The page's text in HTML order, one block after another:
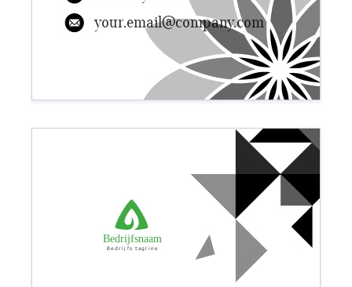
your.email@company.com
Bedrijfsnaam
Bedrijfs tagline